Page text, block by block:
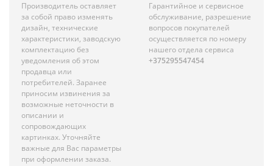
Производитель оставляет
за собой право изменять
дизайн, технические
характеристики, заводскую
комплектацию без
уведомления об этом
продавца или
потребителей. Заранее
приносим извинения за
возможные неточности в
описании и
сопровождающих
картинках. Уточняйте
важные для Вас параметры
при оформлении заказа.
Гарантийное и сервисное
обслуживание, разрешение
вопросов покупателей
осуществляется по номеру
нашего отдела сервиса
+375295547454